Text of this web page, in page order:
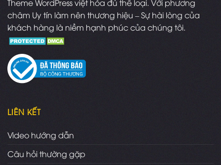
Theme WordPress việt hóa đủ thể loại. Với phương
châm Uy tín làm nên thương hiệu – Sự hài lòng của
khách hàng là niềm hạnh phúc của chúng tôi.
LIÊN KẾT
Video hướng dẫn
Câu hỏi thường gặp